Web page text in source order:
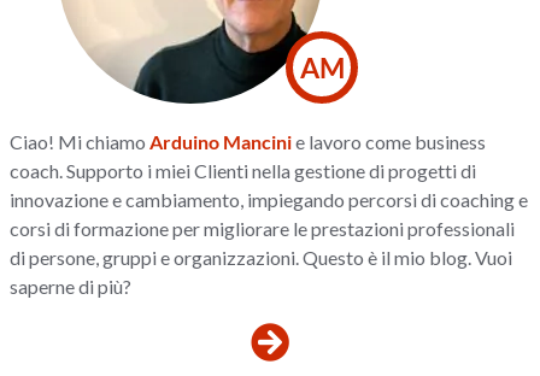
AM
Ciao! Mi chiamoArduino Mancinie lavoro come business
coach. Supporto i miei Clienti nella gestione di progetti di
innovazione e cambiamento, impiegando percorsi di coaching e
corsi di formazione per migliorare le prestazioni professionali
di persone, gruppi e organizzazioni. Questo è il mio blog. Vuoi
saperne di più?